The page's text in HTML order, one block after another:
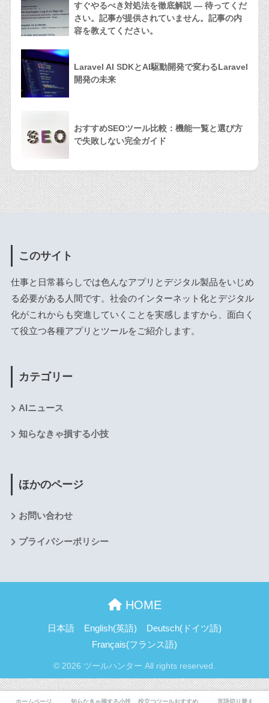
すぐやるべき対処法を徹底解説 — 待ってくだ
さい。記事が提供されていません。記事の内
容を教えてください。
Laravel AI SDKとAI駆動開発で変わるLaravel
開発の未来
おすすめSEOツール比較：機能一覧と選び方
で失敗しない完全ガイド
このサイト
仕事と日常暮らしでは色んなアプリとデジタル製品をいじめ
る必要がある人間です。社会のインターネット化とデジタル
化がこれからも突進していくことを実感しますから、面白く
て役立つ各種アプリとツールをご紹介します。
カテゴリー
AIニュース
知らなきゃ損する小技
ほかのページ
お問い合わせ
プライバシーポリシー
HOME
日本語 English(英語) Deutsch( ドイツ語)
Français(フランス語)
© 2026 ツールハンター All rights reserved.
ホームページ 知らなきゃ損する小技 役立つツールおすすめ 言語切り替え